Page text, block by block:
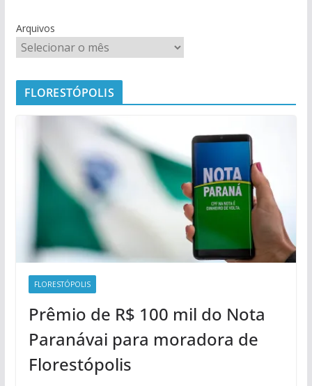
Arquivos
FLORESTÓPOLIS
FLORESTÓPOLIS
Prêmio de R$ 100 mil do Nota
Paranávai para moradora de
Florestópolis